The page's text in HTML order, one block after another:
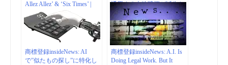
Allez Allez’ & ‘Six Times’ |
90min
通用する大吟醸酒が誕生 |
SAKETIMES
商標登録insideNews: AI
で”似たもの探し”に特化し
商標登録insideNews: A.I. Is
Doing Legal Work. But It